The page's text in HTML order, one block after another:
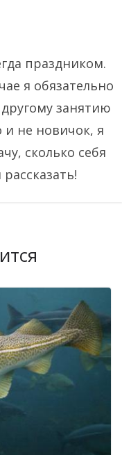
праздником.
я обязательно
занятию
не новичок, я
сколько себя